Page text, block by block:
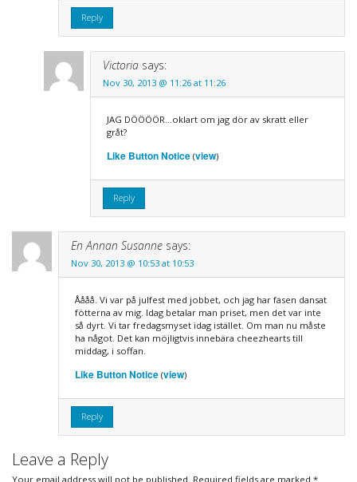
Reply
Victoria says:
Nov 30, 2013 @ 11:26 at 11:26
JAG DÖÖÖÖR…oklart om jag dör av skratt eller
gråt?
Like Button Notice(view)
Reply
En Annan Susanne says:
Nov 30, 2013 @ 10:53 at 10:53
Åååå. Vi var på julfest med jobbet, och jag har fasen dansat
fötterna av mig. Idag betalar man priset, men det var inte
så dyrt. Vi tar fredagsmyset idag istället. Om man nu måste
ha något. Det kan möjligtvis innebära cheezhearts till
middag, i soffan.
Like Button Notice(view)
Reply
Leave a Reply
Your email address will not be published. Required fields are marked *